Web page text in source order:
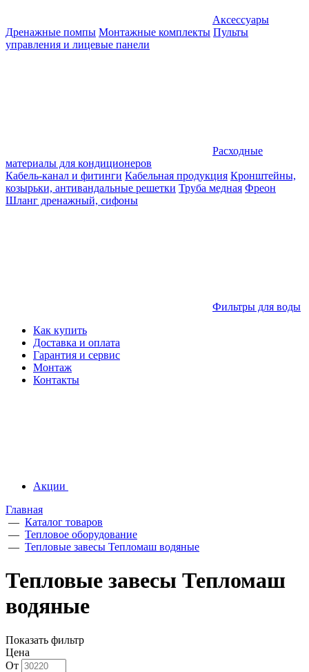
Аксессуары
Дренажные помпы Монтажные комплекты Пульты
управления и лицевые панели
Расходные
материалы для кондиционеров
Кабель-канал и фитинги Кабельная продукция Кронштейны,
козырьки, антивандальные решетки Труба медная Фреон
Шланг дренажный, сифоны
Фильтры для воды
Как купить
Доставка и оплата
Гарантия и сервис
Монтаж
Контакты
Акции
Главная
— Каталог товаров
— Тепловое оборудование
— Тепловые завесы Тепломаш водяные
Тепловые завесы Тепломаш
водяные
Показать фильтр
Цена
От